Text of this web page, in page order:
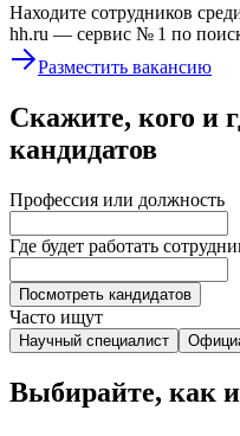
Находите сотрудников
hh.ru — сервис № 1 по
Разместить вакансию
Скажите, кого и
кандидатов
Профессия или должность
Где будет работать
Посмотреть кандидатов
Часто ищут
Научный специалист
Выбирайте, как